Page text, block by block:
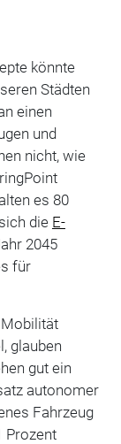
könnte
Städten
einen
und
nicht, wie
es 80
die E-
2045
für
glauben
gut ein
autonomer
Fahrzeug
Prozent